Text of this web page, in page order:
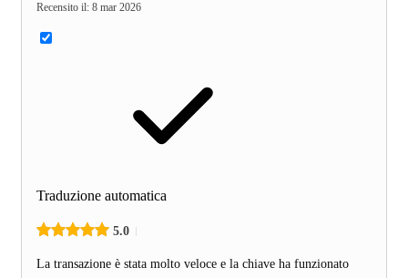
Recensito il: 8 mar 2026
Traduzione automatica
5.0
La transazione è stata molto veloce e la chiave ha funzionato